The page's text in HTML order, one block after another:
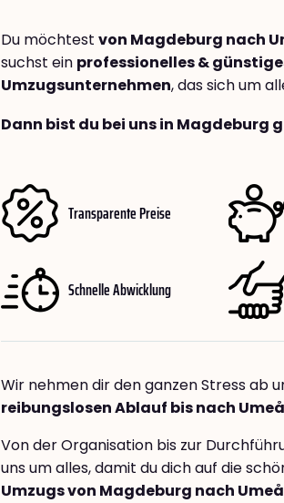
Du möchtest von Magdeburg nach
suchst ein professionelles &
Umzugsunternehmen, das sich um
Dann bist du bei uns in Magdeburg
Transparente Preise
Schnelle Abwicklung
Wir nehmen dir den ganzen Stress ab
reibungslosen Ablauf bis nach Umeå
Von der Organisation bis zur
uns um alles, damit du dich auf die
Umzugs von Magdeburg nach Umeå